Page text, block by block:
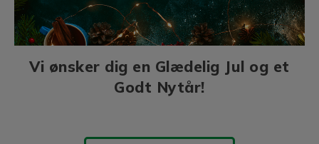
Vi ønsker dig en Glædelig Jul og et
Godt Nytår!